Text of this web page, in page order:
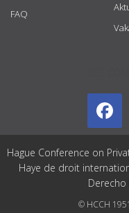
FAQ
Hague Conference on
Haye de droit
© HCCH